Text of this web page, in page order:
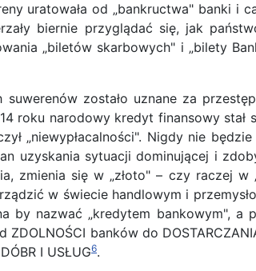
uratowała od „bankructwa" banki i
biernie przyglądać się, jak
„biletów skarbowych" i „bilety
zostało uznane za
roku narodowy kredyt finansowy stał
„niewypłacalności". Nigdy nie
uzyskania sytuacji dominującej i
się w „złoto" – czy raczej w
w świecie handlowym i
by nazwać „kredytem bankowym", a
banków do
I USŁUG6.